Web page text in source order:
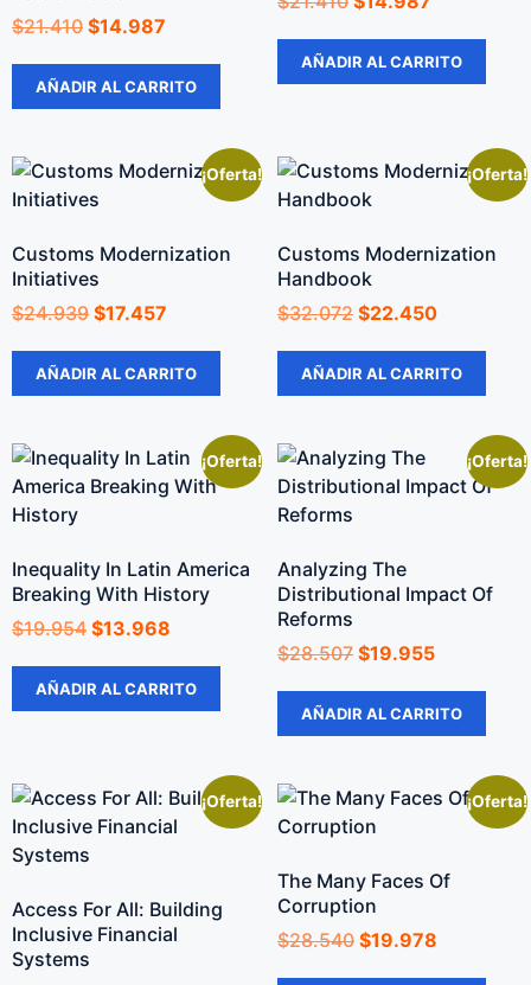
$21.410 $14.987
AÑADIR AL CARRITO
AÑADIR AL CARRITO
¡Oferta!
Customs Modernization
Initiatives
$24.939 $17.457
AÑADIR AL CARRITO
¡Oferta!
Customs Modernization
Handbook
$32.072 $22.450
AÑADIR AL CARRITO
¡Oferta!
Inequality In Latin America
Breaking With History
$19.954 $13.968
AÑADIR AL CARRITO
¡Oferta!
Analyzing The
Distributional Impact Of
Reforms
$28.507 $19.955
AÑADIR AL CARRITO
¡Oferta!
Access For All: Building
Inclusive Financial
Systems
¡Oferta!
The Many Faces Of
Corruption
$28.540 $19.978